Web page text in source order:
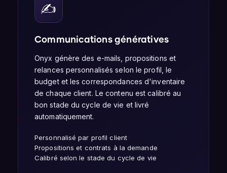
✍️
Communications génératives
Onyx génère des e-mails, propositions et
relances personnalisés selon le profil, le
budget et les correspondances d'inventaire
de chaque client. Le contenu est calibré au
bon stade du cycle de vie et livré
automatiquement.
Personnalisé par profil client
Propositions et contrats à la demande
Calibré selon le stade du cycle de vie